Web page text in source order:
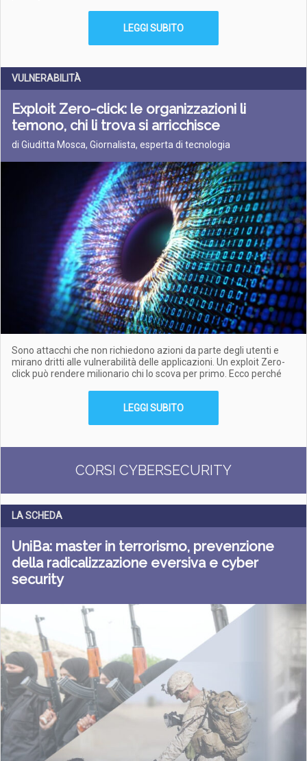
LEGGI SUBITO
VULNERABILITÀ
Exploit Zero-click: le organizzazioni li
temono, chi li trova si arricchisce
di Giuditta Mosca, Giornalista, esperta di tecnologia
Sono attacchi che non richiedono azioni da parte degli utenti e
mirano dritti alle vulnerabilità delle applicazioni. Un exploit Zero-
click può rendere milionario chi lo scova per primo. Ecco perché
LEGGI SUBITO
CORSI CYBERSECURITY
LA SCHEDA
UniBa: master in terrorismo, prevenzione
della radicalizzazione eversiva e cyber
security